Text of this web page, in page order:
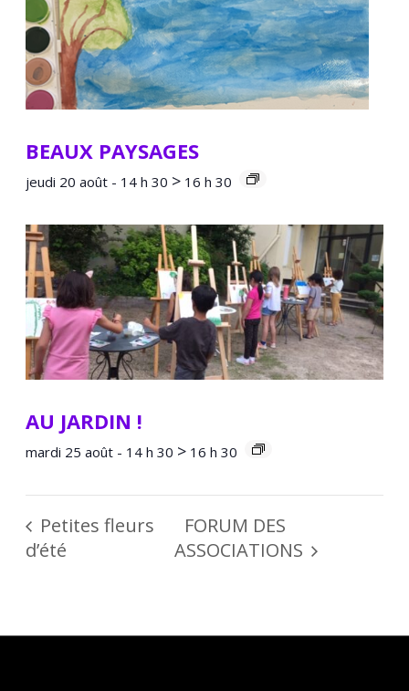
BEAUX PAYSAGES
jeudi 20 août - 14 h 30 > 16 h 30
AU JARDIN !
mardi 25 août - 14 h 30 > 16 h 30
Petites fleurs
d’été
FORUM DES
ASSOCIATIONS